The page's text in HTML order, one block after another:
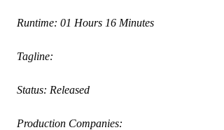
Runtime: 01 Hours 16 Minutes
Tagline:
Status: Released
Production Companies: